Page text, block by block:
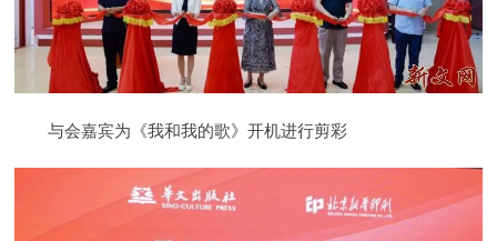
与会嘉宾为《我和我的歌》开机进行剪彩